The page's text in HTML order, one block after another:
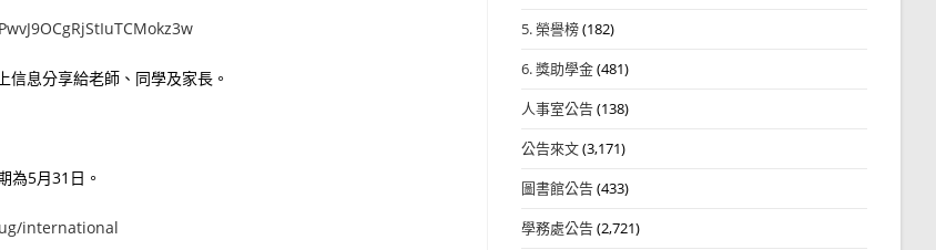
息分享給老師、同學及家長。
為5月31日。
international
5. 榮譽榜(182)
6. 獎助學金(481)
人事室公告(138)
公告來文(3,171)
圖書館公告(433)
學務處公告(2,721)